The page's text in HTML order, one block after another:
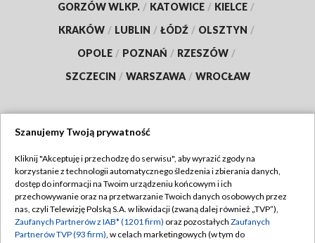
GORZÓW WLKP. / KATOWICE / KIELCE /
KRAKÓW / LUBLIN / ŁÓDŹ / OLSZTYN /
OPOLE / POZNAŃ / RZESZÓW /
SZCZECIN / WARSZAWA / WROCŁAW
TVP
Abonament TVP
Emisja w TVP
Regulamin TVP
Polityka prywatności
Szanujemy Twoją prywatność
Kliknij "Akceptuję i przechodzę do serwisu", aby wyrazić zgody na
korzystanie z technologii automatycznego śledzenia i zbierania danych,
dostęp do informacji na Twoim urządzeniu końcowym i ich
przechowywanie oraz na przetwarzanie Twoich danych osobowych przez
nas, czyli Telewizję Polską S.A. w likwidacji (zwaną dalej również „TVP”),
Zaufanych Partnerów z IAB* (1201 firm) oraz pozostałych Zaufanych
Partnerów TVP (93 firm), w celach marketingowych (w tym do